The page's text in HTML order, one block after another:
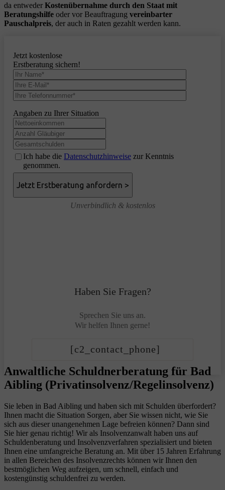
da entweder Kostenübernahme durch den Staat mit
Beratungshilfe oder vor Beauftragung vereinbarter
Pauschalpreis, der auch in Raten gezahlt werden kann.
Jetzt kostenlose
Erstberatung sichern!
Angaben zu Ihrer Situation
Ich habe die Datenschutzhinweise zur Kenntnis
genommen.
Unverbindlich & kostenlos
Haben Sie Fragen?
Sprechen Sie uns an.
Wir helfen Ihnen gerne!
[c2_contact_phone]
Anwaltliche Schuldnerberatung für Bad
Aibling (Privatinsolvenz/Regelinsolvenz)
Sie leben in Bad Aibling und haben sich mit Schulden überfordert?
Ihnen macht die Situation Sorgen, aber Sie wissen nicht, wie Sie
sich aus dieser unangenehmen Lage befreien können? Dann sind
Sie hier genau richtig! Wir als Insolvenzanwalt haben uns auf
Schuldenberatung und Insolvenzverfahren spezialisiert und bieten
Ihnen eine umfangreiche Beratung an. Mit über 15 Jahren Erfahrung
in allen Bereichen des Insolvenzrechts können wir Ihnen den
bestmöglichen Weg aufzeigen, um schnell, einfach und
kostengünstig schuldenfrei zu werden.